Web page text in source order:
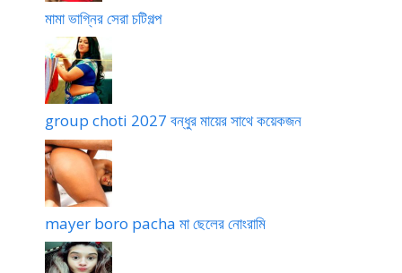
মামা ভাগ্নির সেরা চটিগল্প
group choti 2027 বন্ধুর মায়ের সাথে কয়েকজন
mayer boro pacha মা ছেলের নোংরামি